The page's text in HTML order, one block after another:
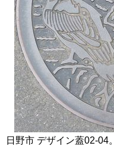
日野市 デザイン蓋02-04。